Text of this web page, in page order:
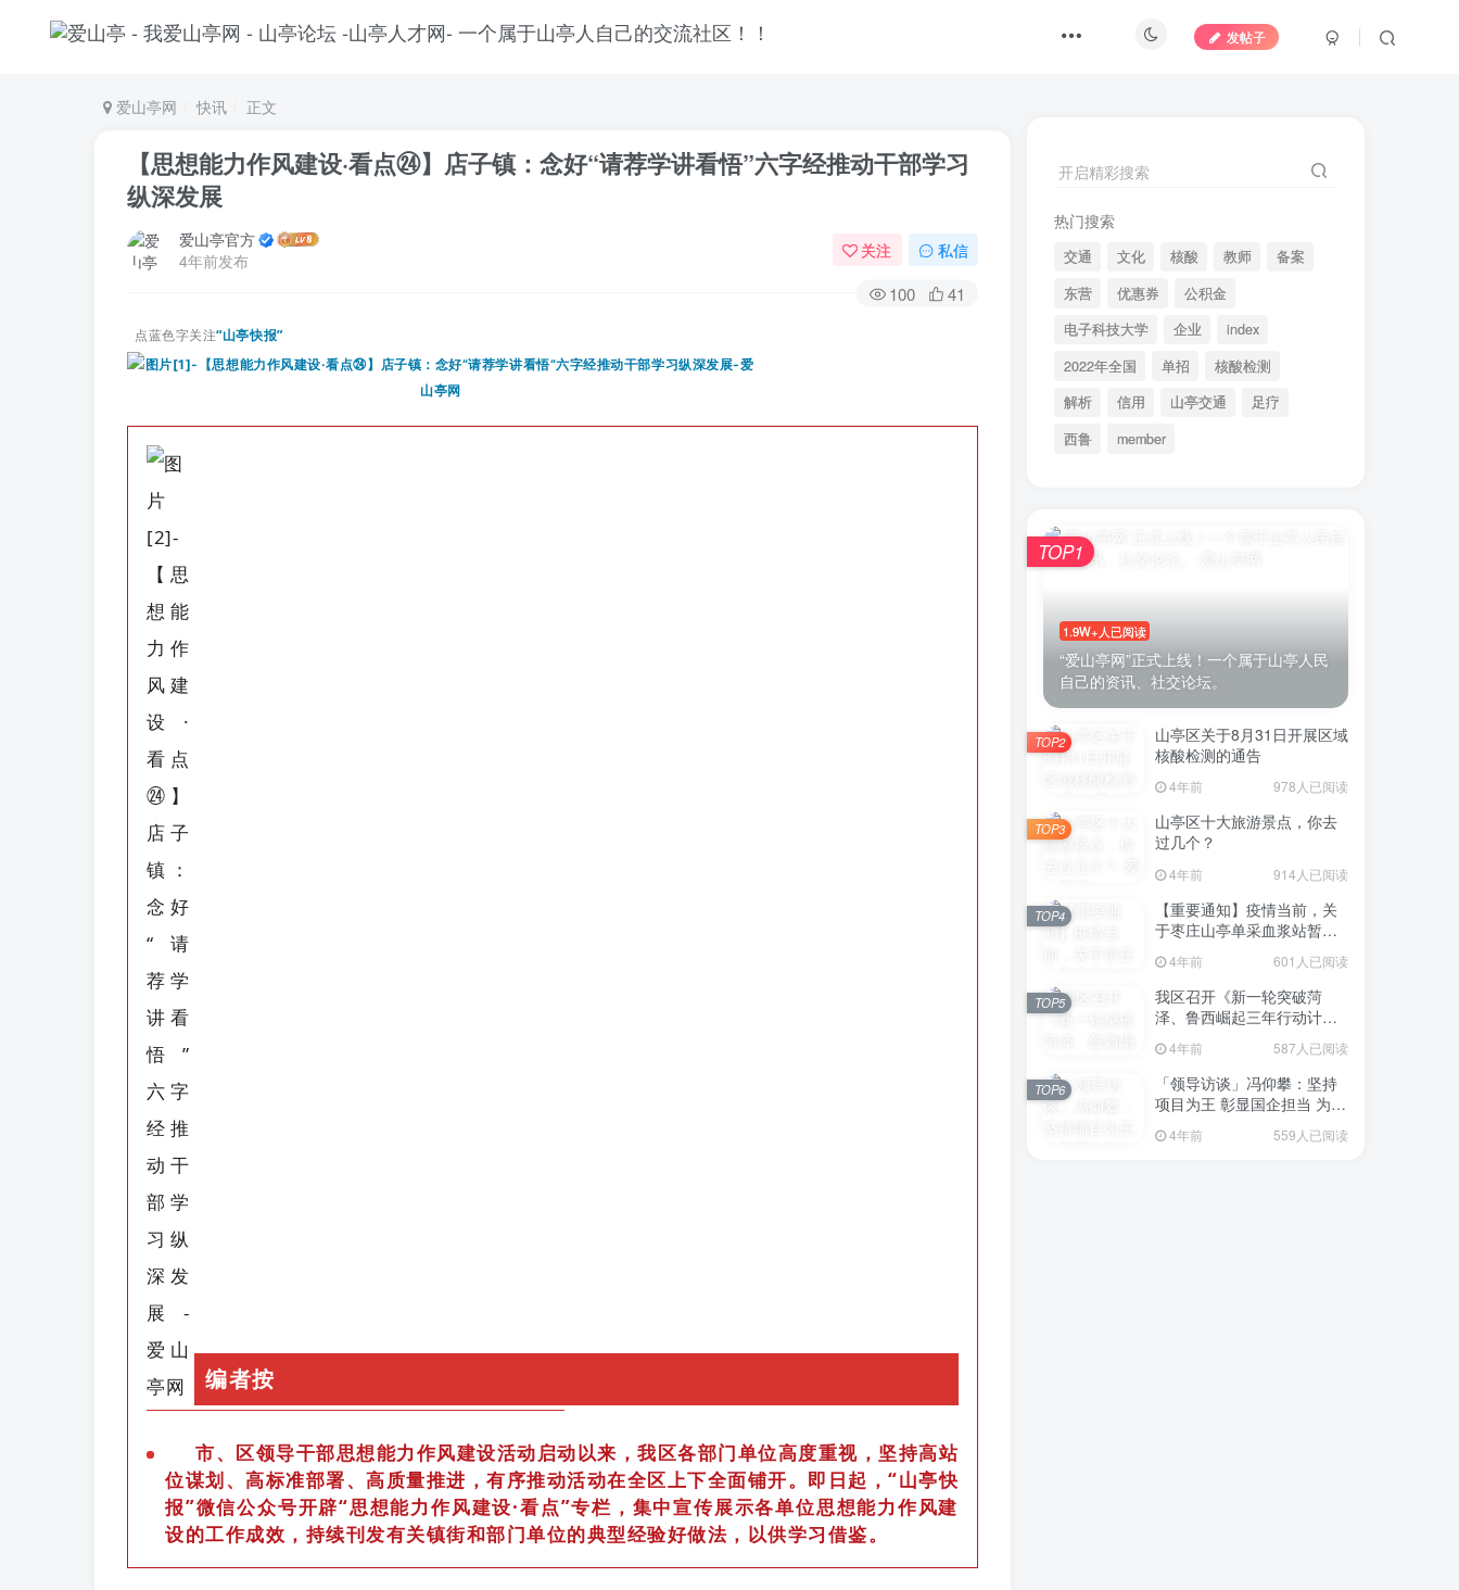
发帖子
爱山亭网 快讯 正文
【思想能力作风建设·看点㉔】店子镇：念好“请荐学讲看悟”六字经推动干部学习
纵深发展
爱山亭官方
4年前发布
关注 私信
100 41
点蓝色字关注“山亭快报”
编者按
市、区领导干部思想能力作风建设活动启动以来，我区各部门单位高度重视，坚持高站
位谋划、高标准部署、高质量推进，有序推动活动在全区上下全面铺开。即日起，“山亭快
报”微信公众号开辟“思想能力作风建设·看点”专栏，集中宣传展示各单位思想能力作风建
设的工作成效，持续刊发有关镇街和部门单位的典型经验好做法，以供学习借鉴。
开启精彩搜索
热门搜索
交通 文化 核酸 教师
备案
东营
优惠券
公积金
电子科技大学
企业
index
2022年全国
单招
核酸检测
解析
信用 山亭交通
足疗
西鲁
member
1.9W+人已阅读
“爱山亭网”正式上线！一个属于山亭人民
自己的资讯、社交论坛。
TOP1
山亭区关于8月31日开展区域
核酸检测的通告
4年前 978人已阅读
TOP2
山亭区十大旅游景点，你去
过几个？
4年前 914人已阅读
TOP3
【重要通知】疫情当前，关
于枣庄山亭单采血浆站暂停
4年前 601人已阅读
TOP4
我区召开《新一轮突破菏
泽、鲁西崛起三年行动计划
意见稿）政策分析研判会议
4年前 587人已阅读
TOP5
「领导访谈」冯仰攀：坚持
项目为王 彰显国企担当 为全
点项目建设贡献“交发力量”
4年前 559人已阅读
TOP6
微信登录